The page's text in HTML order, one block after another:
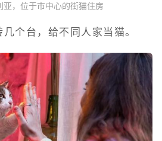
亚，位于市中心的街猫住房
个台，给不同人家当猫。